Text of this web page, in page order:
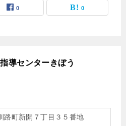
0 0
導センターきぼう
路町新開７丁目３５番地